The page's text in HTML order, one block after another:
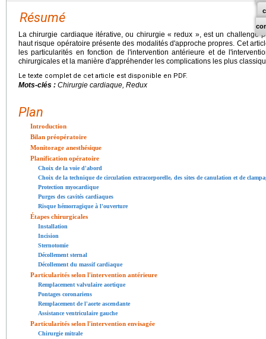
Résumé
La chirurgie cardiaque itérative, ou chirurgie « redux », est un challenge
haut risque opératoire présente des modalités d'approche propres. Cet
les particularités en fonction de l'intervention antérieure et de
chirurgicales et la manière d'appréhender les complications les plus
Le texte complet de cet article est disponible en PDF.
Mots-clés : Chirurgie cardiaque, Redux
Plan
Introduction
Bilan préopératoire
Monitorage anesthésique
Planification opératoire
Choix de la voie d'abord
Choix de la technique de circulation extracorporelle, des sites de canulation et de
Protection myocardique
Purges des cavités cardiaques
Risque hémorragique à l'ouverture
Étapes chirurgicales
Installation
Incision
Sternotomie
Décollement sternal
Décollement du massif cardiaque
Particularités selon l'intervention antérieure
Remplacement valvulaire aortique
Pontages coronariens
Remplacement de l'aorte ascendante
Assistance ventriculaire gauche
Particularités selon l'intervention envisagée
Chirurgie mitrale